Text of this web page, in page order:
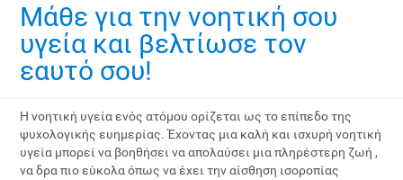
Μάθε για την νοητική σου
υγεία και βελτίωσε τον
εαυτό σου!
Η νοητική υγεία ενός ατόμου ορίζεται ως το επίπεδο της
ψυχολογικής ευημερίας. Έχοντας μια καλή και ισχυρή νοητική
υγεία μπορεί να βοηθήσει να απολαύσει μια πληρέστερη ζωή ,
να δρα πιο εύκολα όπως να έχει την αίσθηση ισοροπίας